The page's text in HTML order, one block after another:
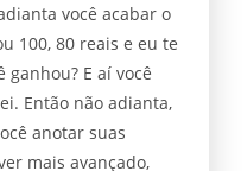
você acabar o
100, 80 reais e eu te
E aí você
Então não adianta,
anotar suas
mais avançado,